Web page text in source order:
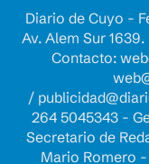
Diario de Cuyo -
Av. Alem Sur
Contacto:
/
264 5045343 -
Secretario de
Mario Romero